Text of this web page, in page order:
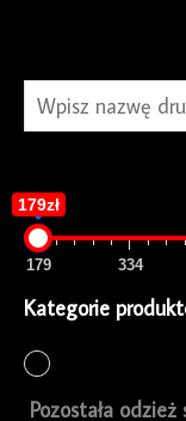
179zł
179 334
Kategorie
Pozostała